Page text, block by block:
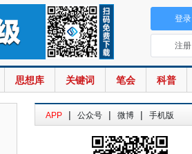
思想库 关键词 笔会 科普
登录
注册
APP | 公众号 | 微博 | 手机版